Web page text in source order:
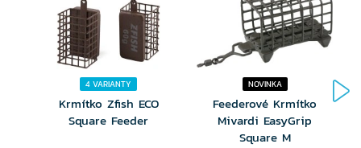
4 VARIANTY
Krmítko Zfish ECO
Square Feeder
NOVINKA
Feederové Krmítko
Mivardi EasyGrip
Square M